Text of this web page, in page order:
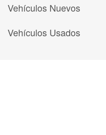
Vehículos Nuevos
Vehículos Usados